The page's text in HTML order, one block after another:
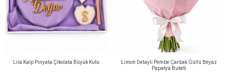
Lila Kalp Pinyata Çikolata Büyük Kutu
Limon Detaylı Pembe Çardak Güllü Beyaz
Papatya Buketi